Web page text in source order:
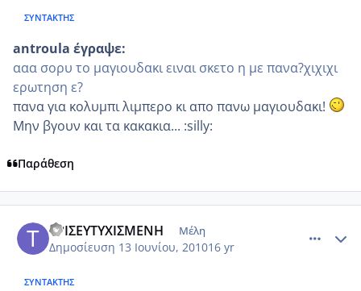
ΣΥΝΤΆΚΤΗΣ
antroula έγραψε:
ααα σορυ το μαγιουδακι ειναι σκετο η με πανα?χιχιχι
ερωτηση ε?
πανα για κολυμπι λιμπερο κι απο πανω μαγιουδακι!
Μην βγουν και τα κακακια... :silly:
Παράθεση
ΤΡΙΣΕΥΤΥΧΙΣΜΕΝΗ Μέλη
Δημοσίευση 13 Ιουνίου, 201016 yr
ΣΥΝΤΆΚΤΗΣ